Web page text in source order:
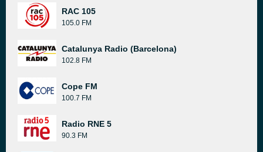
RAC 105
105.0 FM
Catalunya Radio (Barcelona)
102.8 FM
Cope FM
100.7 FM
Radio RNE 5
90.3 FM